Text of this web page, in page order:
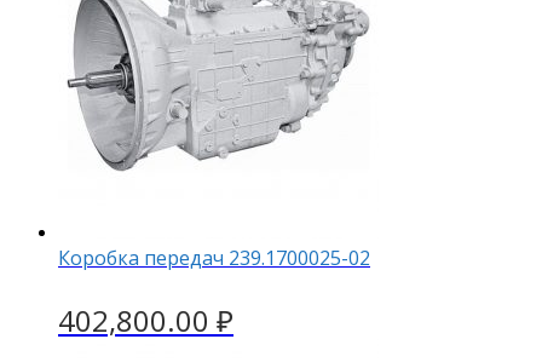
Коробка передач 239.1700025-02
402,800.00 ₽